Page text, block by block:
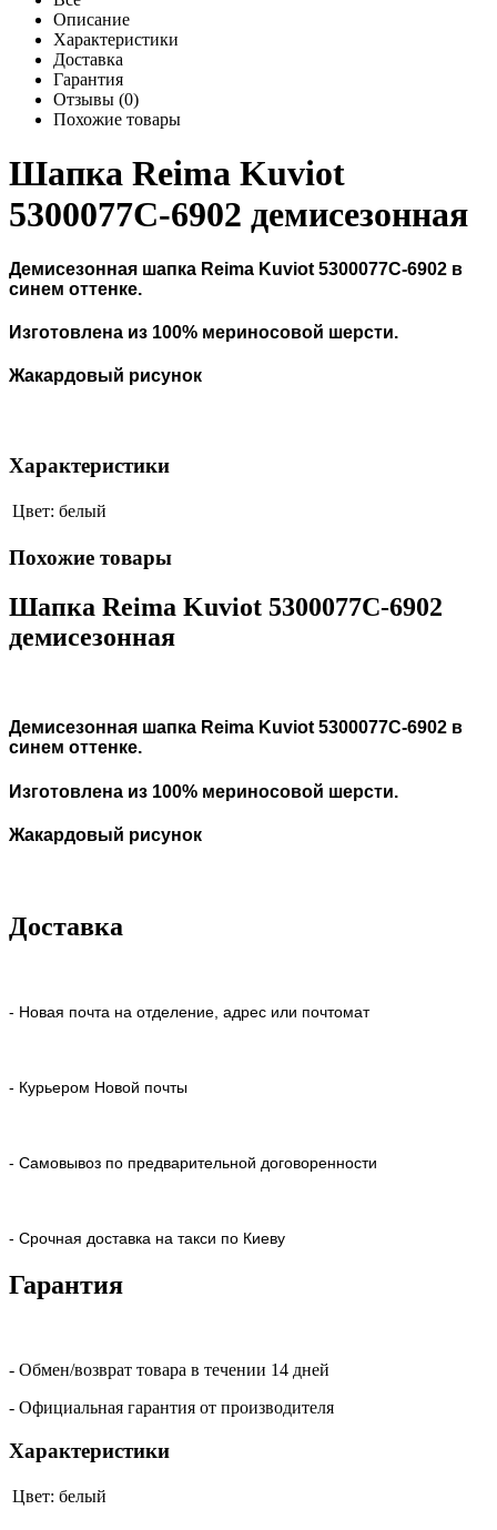
Описание
Характеристики
Доставка
Гарантия
Отзывы (0)
Похожие товары
Шапка Reima Kuviot
5300077C-6902 демисезонная
Демисезонная шапка Reima Kuviot 5300077C-6902 в
синем оттенке.
Изготовлена из 100% мериносовой шерсти.
Жакардовый рисунок
Характеристики
Цвет: белый
Похожие товары
Шапка Reima Kuviot 5300077C-6902
демисезонная
Демисезонная шапка Reima Kuviot 5300077C-6902 в
синем оттенке.
Изготовлена из 100% мериносовой шерсти.
Жакардовый рисунок
Доставка
- Новая почта на отделение, адрес или почтомат
- Курьером Новой почты
- Самовывоз по предварительной договоренности
- Срочная доставка на такси по Киеву
Гарантия
- Обмен/возврат товара в течении 14 дней
- Официальная гарантия от производителя
Характеристики
Цвет: белый